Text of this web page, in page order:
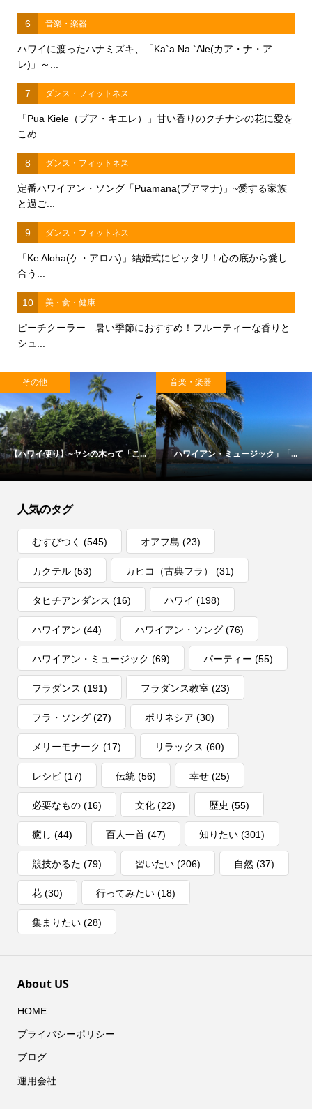
6 音楽・楽器
ハワイに渡ったハナミズキ、「Ka`a Na `Ale(カア・ナ・ア
レ)」～...
7 ダンス・フィットネス
「Pua Kiele（プア・キエレ）」甘い香りのクチナシの花に愛を
こめ...
8 ダンス・フィットネス
定番ハワイアン・ソング「Puamana(プアマナ)」~愛する家族
と過ご...
9 ダンス・フィットネス
「Ke Aloha(ケ・アロハ)」結婚式にピッタリ！心の底から愛し
合う...
10 美・食・健康
ピーチクーラー 暑い季節におすすめ！フルーティーな香りと
シュ...
その他
【ハワイ便り】~ヤシの木って「こ...
音楽・楽器
「ハワイアン・ミュージック」「...
人気のタグ
むすびつく (545) オアフ島 (23)
カクテル(53) カヒコ（古典フラ） (31)
タヒチアンダンス (16) ハワイ (198)
ハワイアン (44) ハワイアン・ソング(76)
ハワイアン・ミュージック (69) パーティー (55)
フラダンス (191) フラダンス教室 (23)
フラ・ソング(27) ポリネシア (30)
メリーモナーク (17) リラックス (60)
レシピ(17) 伝統(56) 幸せ(25)
必要なもの(16) 文化(22) 歴史 (55)
癒し (44) 百人一首(47) 知りたい(301)
競技かるた (79) 習いたい(206) 自然 (37)
花(30) 行ってみたい(18)
集まりたい(28)
About US
HOME
プライバシーポリシー
ブログ
運用会社